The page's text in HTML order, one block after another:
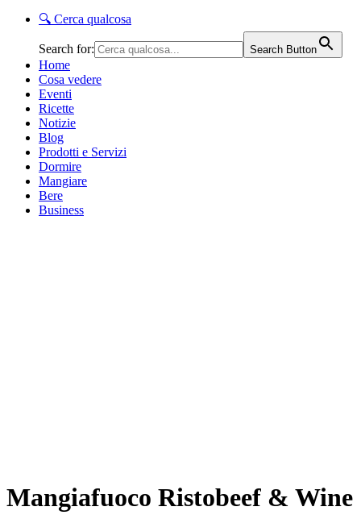
🔍 Cerca qualcosa
Search for: Search Button
Home
Cosa vedere
Eventi
Ricette
Notizie
Blog
Prodotti e Servizi
Dormire
Mangiare
Bere
Business
Mangiafuoco Ristobeef & Wine